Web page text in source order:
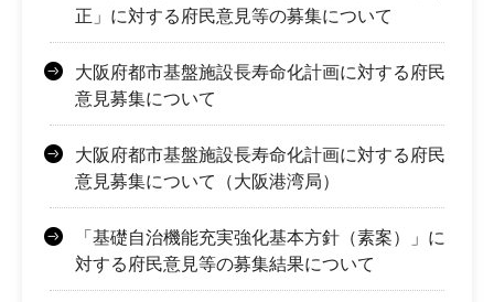
正」に対する府民意見等の募集について
大阪府都市基盤施設長寿命化計画に対する府民
意見募集について
大阪府都市基盤施設長寿命化計画に対する府民
意見募集について（大阪港湾局）
「基礎自治機能充実強化基本方針（素案）」に
対する府民意見等の募集結果について